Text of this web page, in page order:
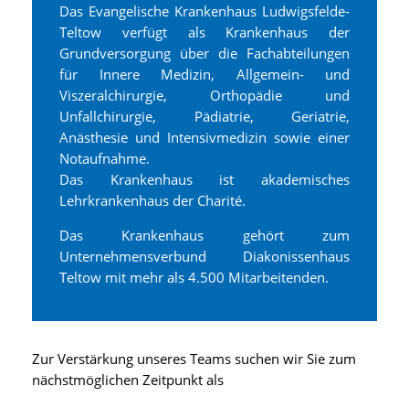
Das Evangelische Krankenhaus Ludwigsfelde-
Teltow verfügt als Krankenhaus der
Grundversorgung über die Fachabteilungen
für Innere Medizin, Allgemein- und
Viszeralchirurgie, Orthopädie und
Unfallchirurgie, Pädiatrie, Geriatrie,
Anästhesie und Intensivmedizin sowie einer
Notaufnahme.
Das Krankenhaus ist akademisches
Lehrkrankenhaus der Charité.
Das Krankenhaus gehört zum
Unternehmensverbund Diakonissenhaus
Teltow mit mehr als 4.500 Mitarbeitenden.
Zur Verstärkung unseres Teams suchen wir Sie zum
nächstmöglichen Zeitpunkt als